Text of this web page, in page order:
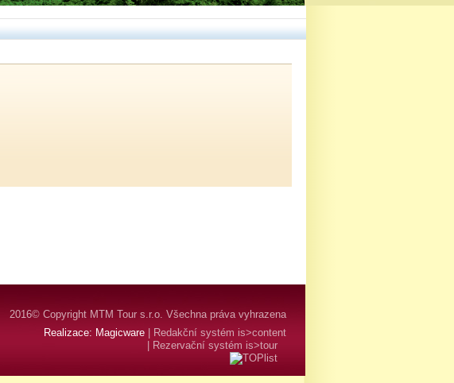
2016© Copyright MTM Tour s.r.o. Všechna práva vyhrazena
Realizace: Magicware
Redakční systém is>content
Rezervační systém is>tour